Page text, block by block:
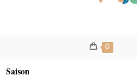
0
Saison